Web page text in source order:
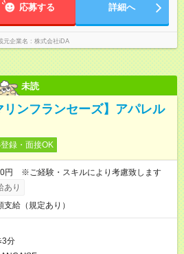
応募する 詳細へ
元企業名 株式会社iDA
未読
ンフランセーズ】アパレル
録・面接OK
円 ※ご経験・スキルにより考慮致します
あり
支給（規定あり）
3分